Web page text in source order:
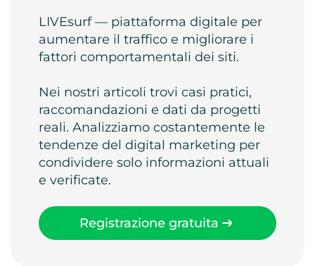
LIVEsurf — piattaforma digitale per
aumentare il traffico e migliorare i
fattori comportamentali dei siti.
Nei nostri articoli trovi casi pratici,
raccomandazioni e dati da progetti
reali. Analizziamo costantemente le
tendenze del digital marketing per
condividere solo informazioni attuali
e verificate.
Registrazione gratuita